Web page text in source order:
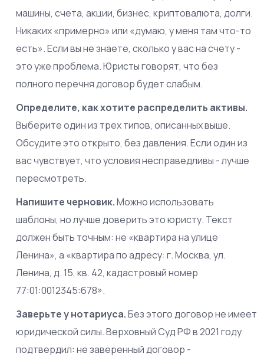
машины, счета, акции, бизнес, криптовалюта, долги.
Никаких «примерно» или «думаю, у меня там что-то
есть». Если вы не знаете, сколько у вас на счету -
это уже проблема. Юристы говорят, что без
полного перечня договор будет слабым.
Определите, как хотите распределить активы.
Выберите один из трех типов, описанных выше.
Обсудите это открыто, без давления. Если один из
вас чувствует, что условия несправедливы - лучше
пересмотреть.
Напишите черновик.Можно использовать
шаблоны, но лучше доверить это юристу. Текст
должен быть точным: не «квартира на улице
Ленина», а «квартира по адресу: г. Москва, ул.
Ленина, д. 15, кв. 42, кадастровый номер
77:01:0012345:678».
Заверьте у нотариуса.Без этого договор не имеет
юридической силы. Верховный Суд РФ в 2021 году
подтвердил: не заверенный договор -